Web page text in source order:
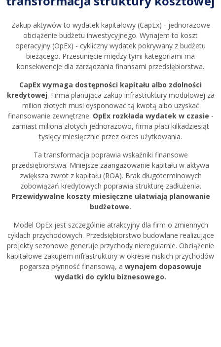
Zakup aktywów to wydatek kapitałowy (CapEx) - jednorazowe
obciążenie budżetu inwestycyjnego. Wynajem to koszt
operacyjny (OpEx) - cykliczny wydatek pokrywany z budżetu
bieżącego. Przesunięcie między tymi kategoriami ma
konsekwencje dla zarządzania finansami przedsiębiorstwa.
CapEx wymaga dostępności kapitału albo zdolności
kredytowej. Firma planująca zakup infrastruktury modułowej za
milion złotych musi dysponować tą kwotą albo uzyskać
finansowanie zewnętrzne. OpEx rozkłada wydatek w czasie -
zamiast miliona złotych jednorazowo, firma płaci kilkadziesiąt
tysięcy miesięcznie przez okres użytkowania.
Ta transformacja poprawia wskaźniki finansowe
przedsiębiorstwa. Mniejsze zaangażowanie kapitału w aktywa
zwiększa zwrot z kapitału (ROA). Brak długoterminowych
zobowiązań kredytowych poprawia strukturę zadłużenia.
Przewidywalne koszty miesięczne ułatwiają planowanie
budżetowe.
Model OpEx jest szczególnie atrakcyjny dla firm o zmiennych
cyklach przychodowych. Przedsiębiorstwo budowlane realizujące
projekty sezonowe generuje przychody nieregularnie. Obciążenie
kapitałowe zakupem infrastruktury w okresie niskich przychodów
pogarsza płynność finansową, a wynajem dopasowuje
wydatki do cyklu biznesowego.